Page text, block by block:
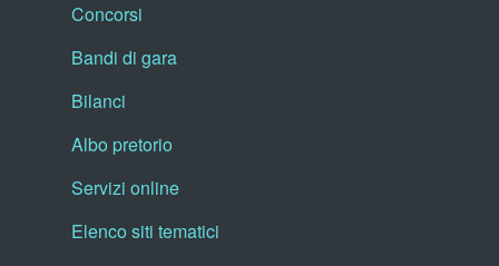
Concorsi
Bandi di gara
Bilanci
Albo pretorio
Servizi online
Elenco siti tematici